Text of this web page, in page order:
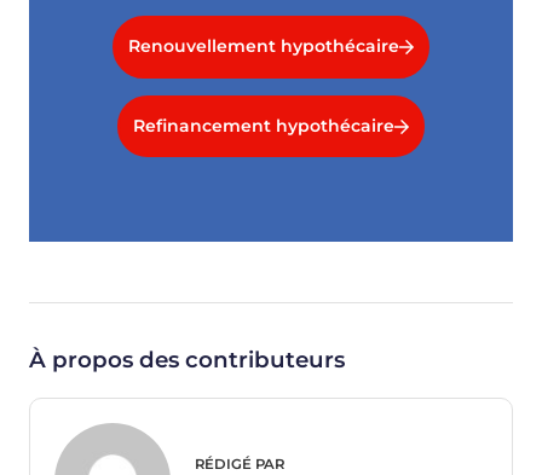
Renouvellement hypothécaire
Refinancement hypothécaire
À propos des contributeurs
RÉDIGÉ PAR